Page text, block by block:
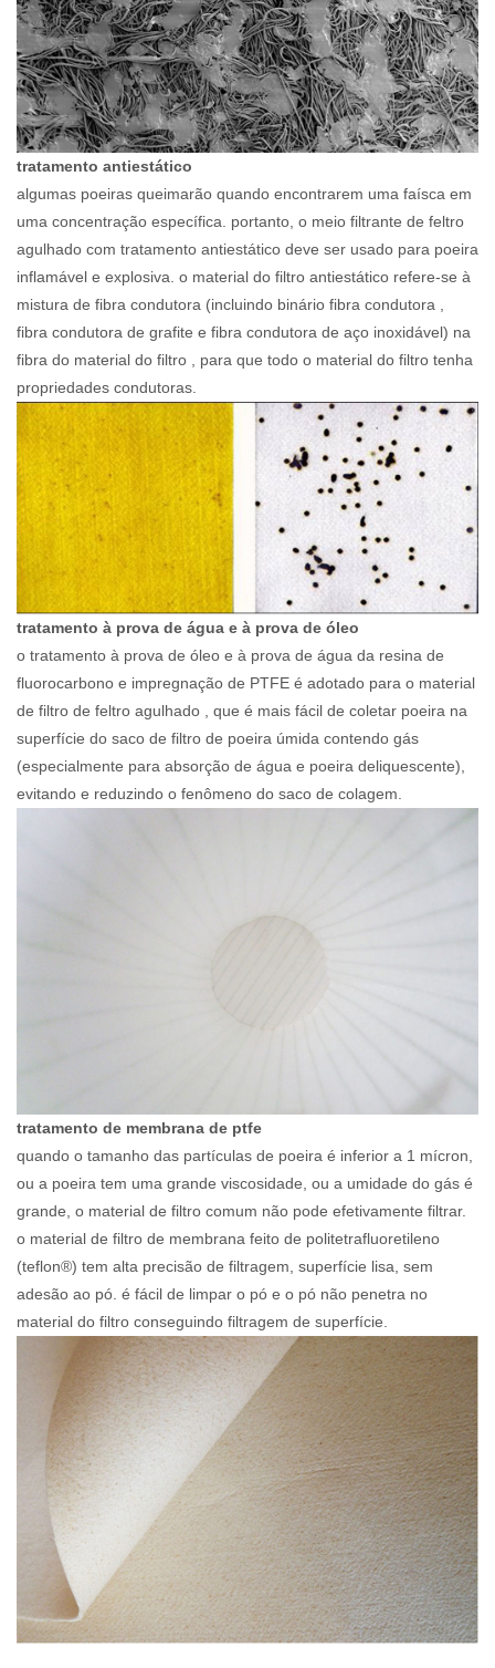
tratamento antiestático
algumas poeiras queimarão quando encontrarem uma faísca em
uma concentração específica. portanto, o meio filtrante de feltro
agulhado com tratamento antiestático deve ser usado para poeira
inflamável e explosiva. o material do filtro antiestático refere-se à
mistura de fibra condutora (incluindo binário fibra condutora ,
fibra condutora de grafite e fibra condutora de aço inoxidável) na
fibra do material do filtro , para que todo o material do filtro tenha
propriedades condutoras.
tratamento à prova de água e à prova de óleo
o tratamento à prova de óleo e à prova de água da resina de
fluorocarbono e impregnação de PTFE é adotado para o material
de filtro de feltro agulhado , que é mais fácil de coletar poeira na
superfície do saco de filtro de poeira úmida contendo gás
(especialmente para absorção de água e poeira deliquescente),
evitando e reduzindo o fenômeno do saco de colagem.
tratamento de membrana de ptfe
quando o tamanho das partículas de poeira é inferior a 1 mícron,
ou a poeira tem uma grande viscosidade, ou a umidade do gás é
grande, o material de filtro comum não pode efetivamente filtrar.
o material de filtro de membrana feito de politetrafluoretileno
(teflon®) tem alta precisão de filtragem, superfície lisa, sem
adesão ao pó. é fácil de limpar o pó e o pó não penetra no
material do filtro conseguindo filtragem de superfície.